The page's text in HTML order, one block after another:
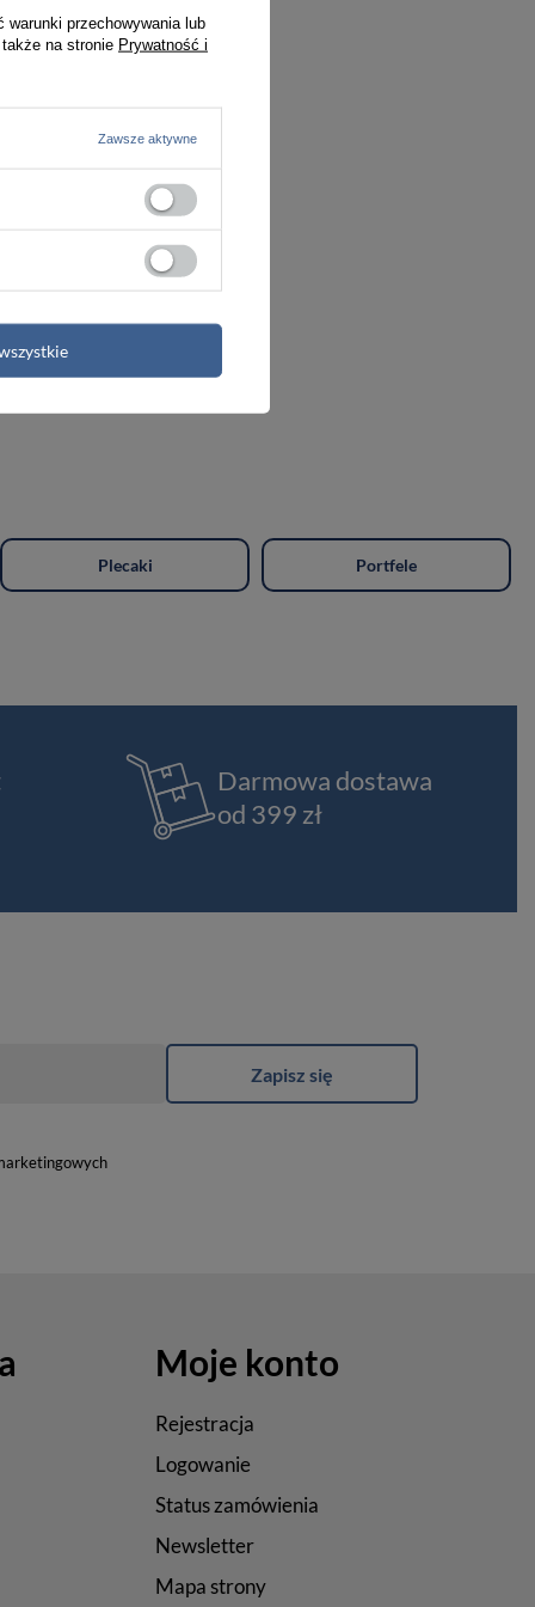
- Patine
Plecaki Portfele
Darmowa dostawa
od 399 zł
Zapisz się
Moje konto
Rejestracja
Logowanie
Status zamówienia
Newsletter
Mapa strony
warunki przechowywania lub
na stronie Prywatność i
Zawsze aktywne